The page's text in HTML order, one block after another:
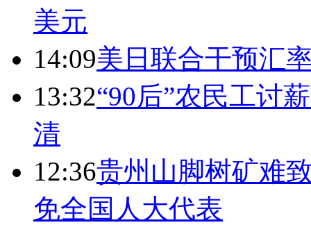
美元
14:09美日联合干预汇
13:32“90后”农民工讨
清
12:36贵州山脚树矿难
免全国人大代表